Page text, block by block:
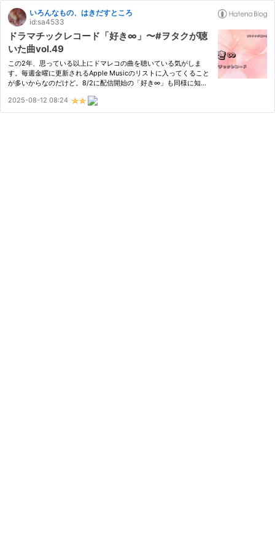
いろんなもの、はきだすところ
id:sa4533
ドラマチックレコード「好き∞」〜#ヲタクが聴
いた曲vol.49
この2年、思っている以上にドマレコの曲を聴いている気がしま
す。毎週金曜に更新されるApple Musicのリストに入ってくること
が多いからなのだけど。8/2に配信開始の「好き∞」も同様に知り
にはいたので聴きたかったなー(´；ω；｀) タイトルに「好き」と
入ると…
2025-08-12 08:24